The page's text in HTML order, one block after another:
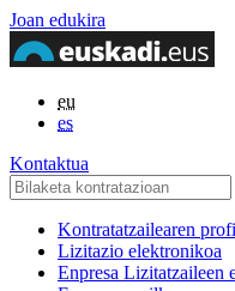
Joan edukira
eu
es
Kontaktua
Kontratatzailearen
Lizitazio elektronikoa
Enpresa Lizitatzaileen